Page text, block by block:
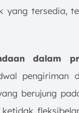
yang tersedia,
dalam
pengiriman
berujung